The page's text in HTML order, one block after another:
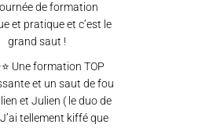
de formation
et pratique et c’est le
grand saut !
Une formation TOP
et un saut de fou
et Julien ( le duo de
tellement kiffé que